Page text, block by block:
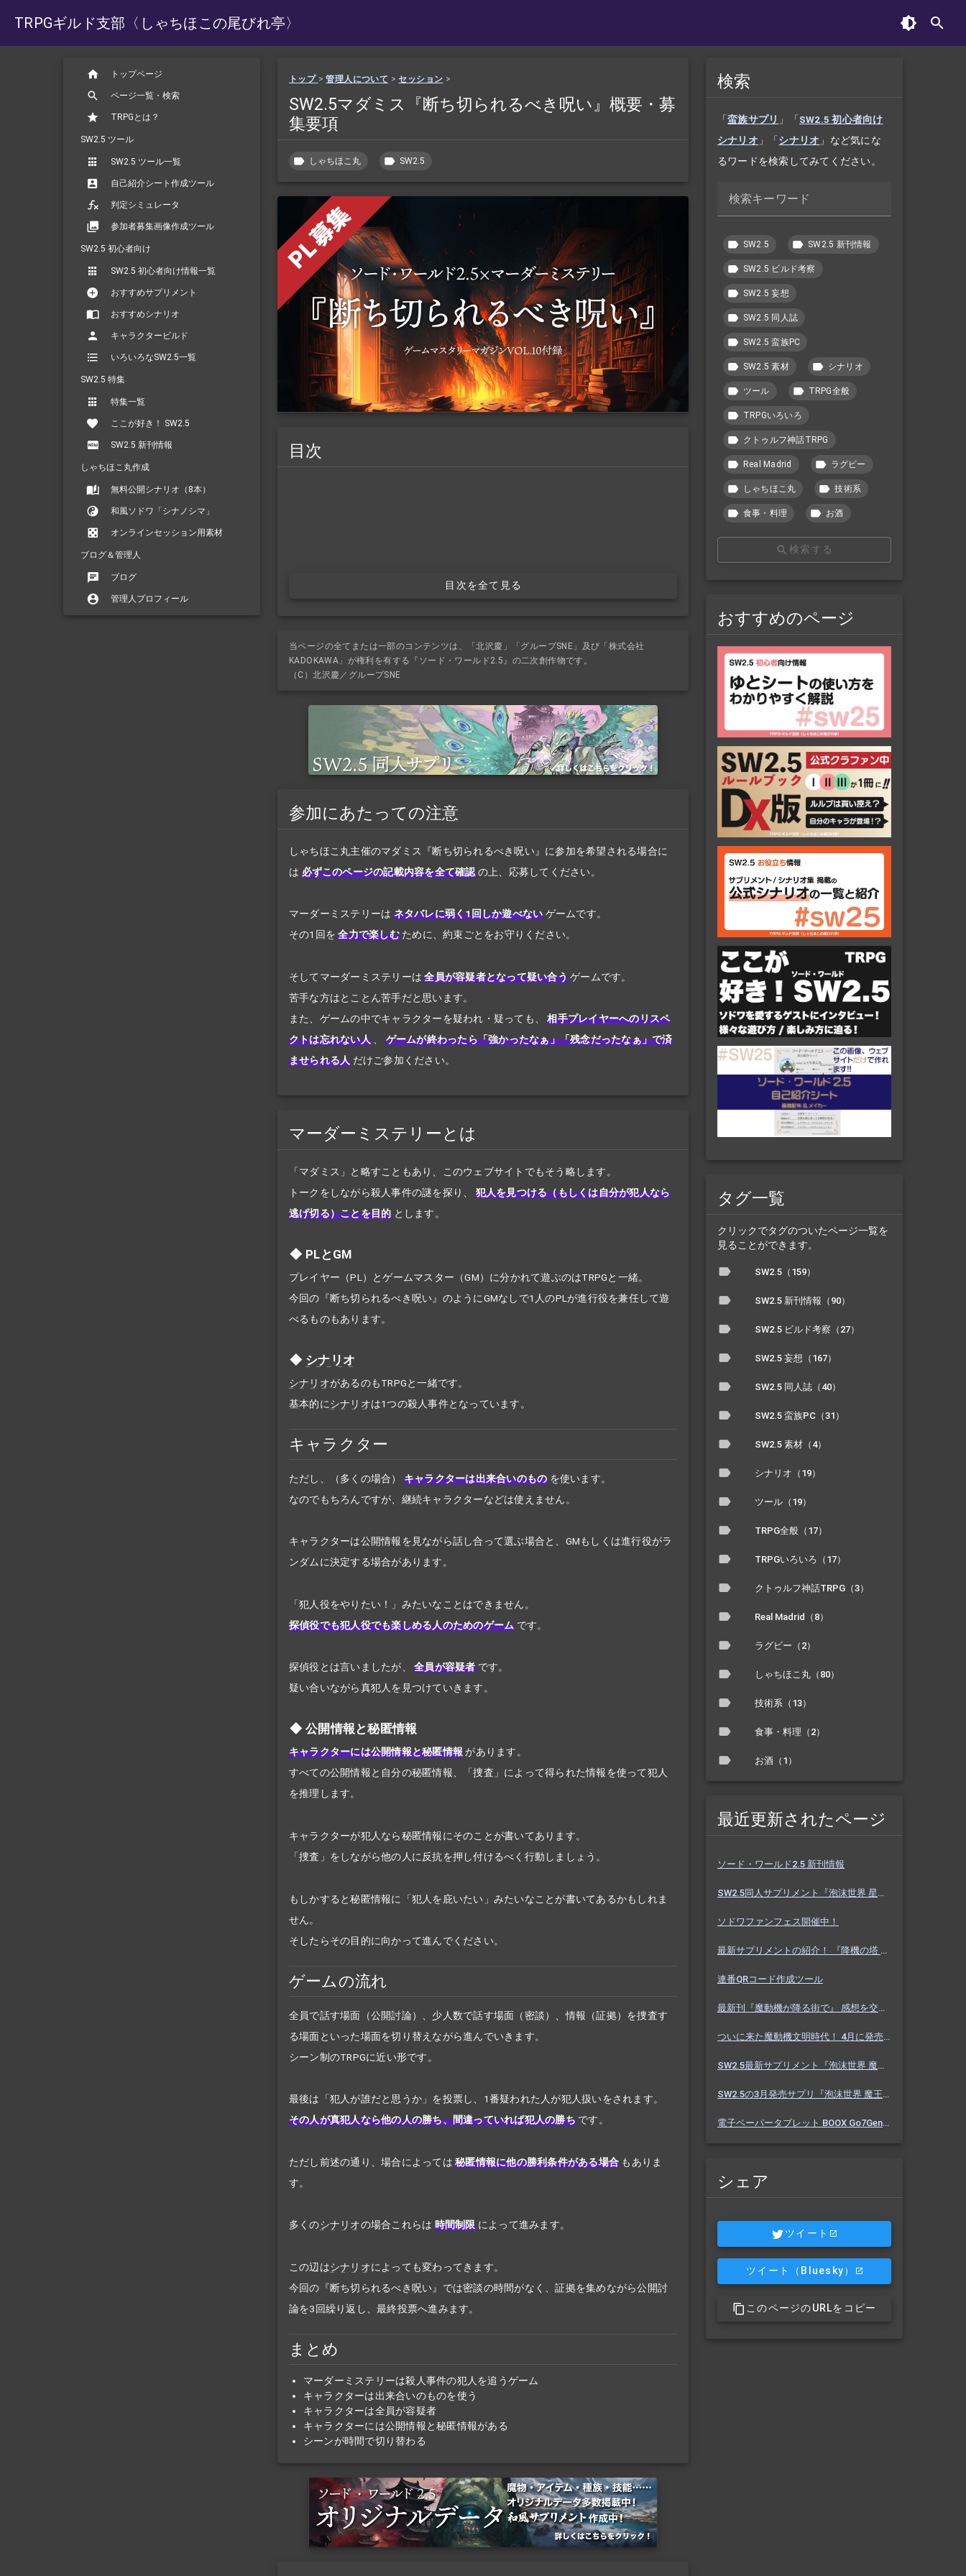
TRPGギルド支部 〈しゃちほこの尾びれ亭〉
トップページ
ページ一覧・検索
TRPGとは？
SW2.5 ツール
SW2.5 ツール一覧
自己紹介シート作成ツール
判定シミュレータ
参加者募集画像作成ツール
SW2.5 初心者向け
SW2.5 初心者向け情報一覧
おすすめサプリメント
おすすめシナリオ
キャラクタービルド
いろいろなSW2.5一覧
SW2.5 特集
特集一覧
ここが好き！ SW2.5
SW2.5 新刊情報
しゃちほこ丸作成
無料公開シナリオ（8本）
和風ソドワ「シナノシマ」
オンラインセッション用素材
ブログ＆管理人
ブログ
管理人プロフィール
トップ >管理人について >セッション >
SW2.5マダミス『断ち切られるべき呪い』概要・募
集要項
しゃちほこ丸 SW2.5
目次
目次を全て見る
当ページの全てまたは一部のコンテンツは、「北沢慶」「グループSNE」及び「株式会社
KADOKAWA」が権利を有する『ソード・ワールド2.5』の二次創作物です。
（C）北沢慶／グループSNE
参加にあたっての注意
しゃちほこ丸主催のマダミス『断ち切られるべき呪い』に参加を希望される場合に
は 必ずこのページの記載内容を全て確認 の上、応募してください。
マーダーミステリーは ネタバレに弱く1回しか遊べない ゲームです。
その1回を 全力で楽しむ ために、約束ごとをお守りください。
そしてマーダーミステリーは 全員が容疑者となって疑い合う ゲームです。
苦手な方はとことん苦手だと思います。
また、ゲームの中でキャラクターを疑われ・疑っても、
相手プレイヤーへのリスペ
クトは忘れない人
ゲームが終わったら「強かったなぁ」「残念だったなぁ」で済
ませられる人 だけご参加ください。
マーダーミステリーとは
「マダミス」と略すこともあり、このウェブサイトでもそう略します。
トークをしながら殺人事件の謎を探り、
犯人を見つける（もしくは自分が犯人なら
逃げ切る）ことを目的 とします。
PLとGM
プレイヤー（PL）とゲームマスター（GM）に分かれて遊ぶのはTRPGと一緒。
今回の『断ち切られるべき呪い』のようにGMなしで1人のPLが進行役を兼任して遊
べるものもあります。
シナリオ
シナリオがあるのもTRPGと一緒です。
基本的にシナリオは1つの殺人事件となっています。
キャラクター
ただし、（多くの場合） キャラクターは出来合いのもの を使います。
なのでもちろんですが、継続キャラクターなどは使えません。
キャラクターは公開情報を見ながら話し合って選ぶ場合と、GMもしくは進行役がラ
ンダムに決定する場合があります。
「犯人役をやりたい！」みたいなことはできません。
探偵役でも犯人役でも楽しめる人のためのゲーム です。
探偵役とは言いましたが、 全員が容疑者 です。
疑い合いながら真犯人を見つけていきます。
公開情報と秘匿情報
キャラクターには公開情報と秘匿情報 があります。
すべての公開情報と自分の秘匿情報、「捜査」によって得られた情報を使って犯人
を推理します。
キャラクターが犯人なら秘匿情報にそのことが書いてあります。
「捜査」をしながら他の人に反抗を押し付けるべく行動しましょう。
もしかすると秘匿情報に「犯人を庇いたい」みたいなことが書いてあるかもしれま
せん。
そしたらその目的に向かって進んでください。
ゲームの流れ
全員で話す場面（公開討論）、少人数で話す場面（密談）、情報（証拠）を捜査す
る場面といった場面を切り替えながら進んでいきます。
シーン制のTRPGに近い形です。
最後は「犯人が誰だと思うか」を投票し、1番疑われた人が犯人扱いをされます。
その人が真犯人なら他の人の勝ち、間違っていれば犯人の勝ち です。
ただし前述の通り、場合によっては 秘匿情報に他の勝利条件がある場合 もありま
す。
多くのシナリオの場合これらは 時間制限 によって進みます。
この辺はシナリオによっても変わってきます。
今回の『断ち切られるべき呪い』では密談の時間がなく、証拠を集めながら公開討
論を3回繰り返し、最終投票へ進みます。
まとめ
マーダーミステリーは殺人事件の犯人を追うゲーム
キャラクターは出来合いのものを使う
キャラクターは全員が容疑者
キャラクターには公開情報と秘匿情報がある
シーンが時間で切り替わる
検索
「蛮族サプリ 」「 SW2.5 初心者向け
シナリオ 」「 シナリオ 」など気にな
るワードを検索してみてください。
検索キーワード
SW2.5 SW2.5 新刊情報
SW2.5 ビルド考察
SW2.5 妄想
SW2.5 同人誌
SW2.5 蛮族PC
SW2.5 素材 シナリオ
ツール TRPG全般
TRPGいろいろ
クトゥルフ神話TRPG
Real Madrid ラグビー
しゃちほこ丸 技術系
食事・料理 お酒
検索する
おすすめのページ
タグ一覧
クリックでタグのついたページ一覧を
見ることができます。
SW2.5（159）
SW2.5 新刊情報（90）
SW2.5 ビルド考察（27）
SW2.5 妄想（167）
SW2.5 同人誌（40）
SW2.5 蛮族PC（31）
SW2.5 素材（4）
シナリオ（19）
ツール（19）
TRPG全般（17）
TRPGいろいろ（17）
クトゥルフ神話TRPG（3）
Real Madrid（8）
ラグビー（2）
しゃちほこ丸（80）
技術系（13）
食事・料理（2）
お酒（1）
最近更新されたページ
ソード・ワールド2.5 新刊情報
SW2.5同人サプリメント『泡沫世界 星と砂のノクターン』 #ホスノク
ソドワファンフェス開催中！
最新サプリメントの紹介！ 『降機の塔 ヴァセーゴ』 魔動機好きなら必見！ 随伴魔動機と旅に出よう！
連番QRコード作成ツール
最新刊『魔動機が降る街で』 感想を交えて紹介します！ 魔動機テーマの小説！ おもしろいデータも多数！
ついに来た魔動機文明時代！ 4月に発売のソドワ最新刊 『魔動機が降る街で』 紹介・予想・考察！
SW2.5最新サプリメント『泡沫世界 魔王宮殿』 バーっと読んだ感想を交えて紹介します！！
SW2.5の3月発売サプリ『泡沫世界 魔王宮殿』 これまでにわかった内容を予想を交えて紹介
電子ペーパータブレット BOOX Go7Gen2 購入しました【Eink】
シェア
ツイート
ツイート （Bluesky）
このページのURLをコピー